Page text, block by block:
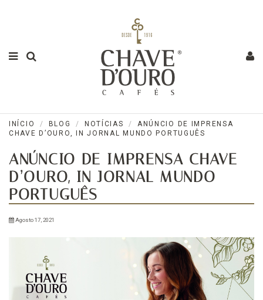
INÍCIO BLOG NOTÍCIAS
ANÚNCIO DE IMPRENSA
CHAVE D’OURO, IN JORNAL MUNDO PORTUGUÊS
ANÚNCIO DE IMPRENSA CHAVE
D’OURO, IN JORNAL MUNDO
PORTUGUÊS
Agosto 17, 2021